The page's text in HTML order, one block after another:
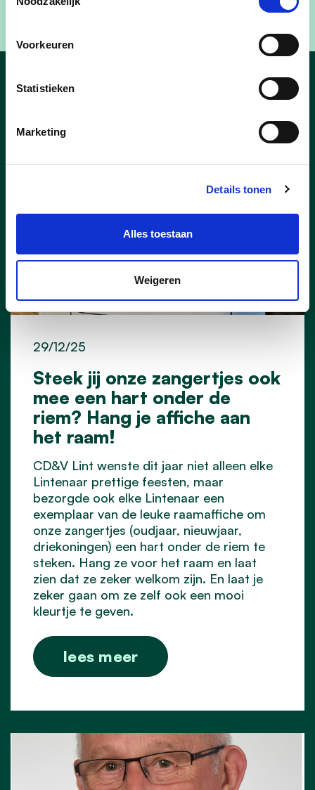
Voorkeuren
Statistieken
Marketing
Details tonen
Alles toestaan
Weigeren
gemeentehuis in Lint
Nieuws
Steek jij onze zangertjes ook
mee een hart onder de
riem? Hang je affiche aan
het raam!
29/12/25
CD&V Lint wenste dit jaar niet alleen elke
Lintenaar prettige feesten, maar
bezorgde ook elke Lintenaar een
exemplaar van de leuke raamaffiche om
onze zangertjes (oudjaar, nieuwjaar,
driekoningen) een hart onder de riem te
steken. Hang ze voor het raam en laat
zien dat ze zeker welkom zijn. En laat je
zeker gaan om ze zelf ook een mooi
kleurtje te geven.
lees meer